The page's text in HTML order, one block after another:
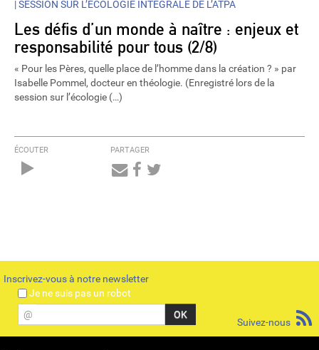
|SESSION SUR L’ÉCOLOGIE INTÉGRALE DE L’ATPA
Les défis d’un monde à naître : enjeux et
responsabilité pour tous (2/8)
« Pour les Pères, quelle place de l’homme dans la création ? » par
Isabelle Pommel, docteur en théologie. (Enregistré lors de la
session sur l’écologie (…)
ÉCOUTER PARTAGER
Inscrivez-vous à notre newsletter
Je ne suis pas un robot
@
Suivez-nous